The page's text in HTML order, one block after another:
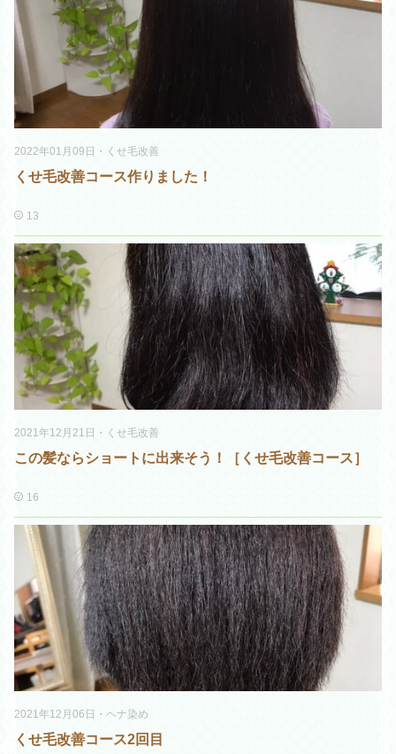
2022年01月09日 ・ くせ毛改善
くせ毛改善コース作りました！
13
2021年12月21日 ・ くせ毛改善
この髪ならショートに出来そう！［くせ毛改善コース］
16
2021年12月06日 ・ ヘナ染め
くせ毛改善コース2回目